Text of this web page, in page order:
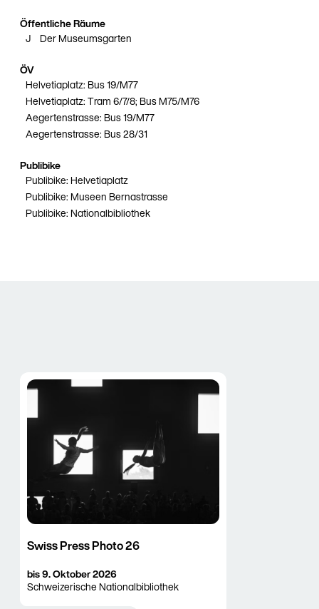
Öffentliche Räume
J
Der Museumsgarten
ÖV
Helvetiaplatz: Bus 19/M77
Helvetiaplatz: Tram 6/7/8; Bus M75/M76
Aegertenstrasse: Bus 19/M77
Aegertenstrasse: Bus 28/31
Publibike
Publibike: Helvetiaplatz
Publibike: Museen Bernastrasse
Publibike: Nationalbibliothek
Swiss Press Photo 26
16. Juli 2026
bis9. Oktober 2026
Schweizerische Nationalbibliothek